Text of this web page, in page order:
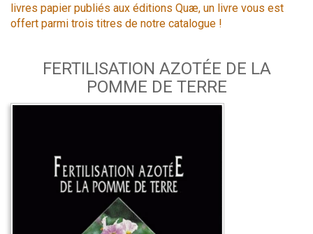
livres papier publiés aux éditions Quæ, un livre vous est
offert parmi trois titres de notre catalogue !
FERTILISATION AZOTÉE DE LA
POMME DE TERRE